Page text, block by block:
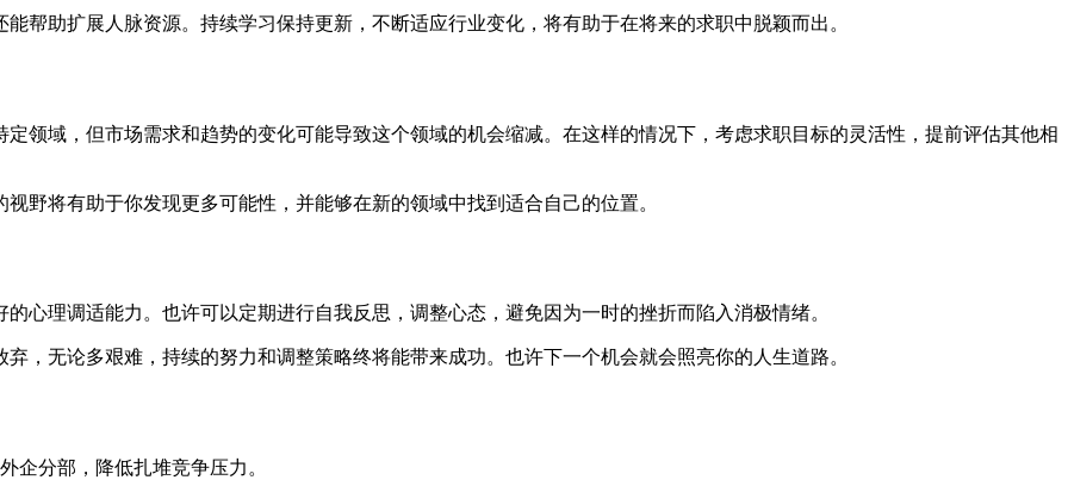
帮助扩展人脉资源。持续学习保持更新，不断适应行业变化，将有助于在将来的求职中脱颖而出。
领域，但市场需求和趋势的变化可能导致这个领域的机会缩减。在这样的情况下，考虑求职目标的灵活性，提前评估其他相
野将有助于你发现更多可能性，并能够在新的领域中找到适合自己的位置。
心理调适能力。也许可以定期进行自我反思，调整心态，避免因为一时的挫折而陷入消极情绪。
，无论多艰难，持续的努力和调整策略终将能带来成功。也许下一个机会就会照亮你的人生道路。
企分部，降低扎堆竞争压力。